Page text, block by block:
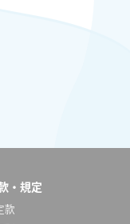
・規定
款